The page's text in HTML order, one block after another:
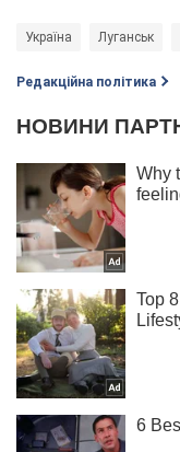
Україна Луганськ
Редакційна політика